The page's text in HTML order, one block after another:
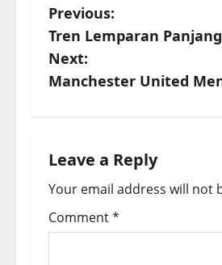
P
o
s
n
a
v
Previous:
Tren Lemparan
Next:
Manchester United
Leave a Reply
Your email address will not
Comment*